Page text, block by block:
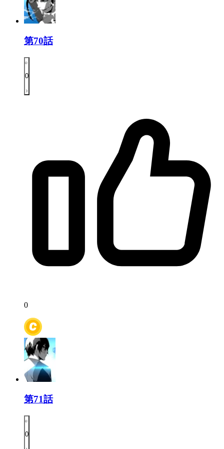
第70話
0
0
第71話
0